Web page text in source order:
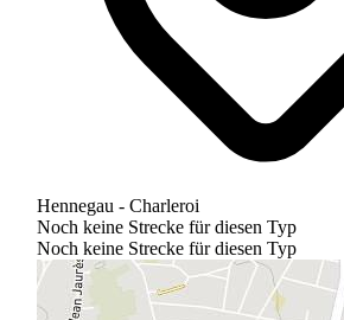
Hennegau - Charleroi
Noch keine Strecke für diesen Typ
Noch keine Strecke für diesen Typ